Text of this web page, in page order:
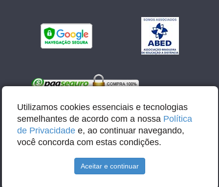
E-mail: contato@abbacursos.com.br
Utilizamos cookies essenciais e tecnologias
semelhantes de acordo com a nossa Política
de Privacidade e, ao continuar navegando,
você concorda com estas condições.
Aceitar e continuar